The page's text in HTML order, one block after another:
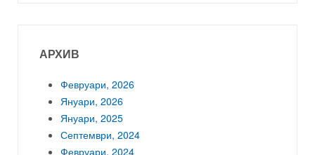
АРХИВ
Февруари, 2026
Януари, 2026
Януари, 2025
Септември, 2024
Февруари, 2024